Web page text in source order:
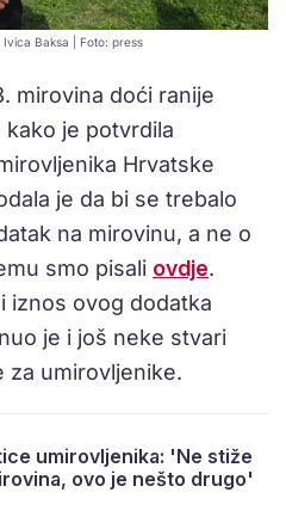
Ivica Baksa | Foto: press
mirovina doći ranije
je potvrdila
Hrvatske
je da bi se trebalo
na mirovinu, a ne o
smo pisali ovdje.
iznos ovog dodatka
je i još neke stvari
za umirovljenike.
umirovljenika: 'Ne stiže
ovo je nešto drugo'